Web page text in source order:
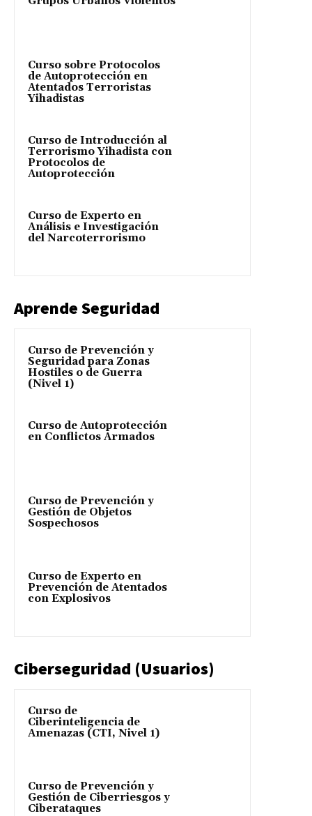
Curso sobre Protocolos
de Autoprotección en
Atentados Terroristas
Yihadistas
Curso de Introducción al
Terrorismo Yihadista con
Protocolos de
Autoprotección
Curso de Experto en
Análisis e Investigación
del Narcoterrorismo
Aprende Seguridad
Curso de Prevención y
Seguridad para Zonas
Hostiles o de Guerra
(Nivel 1)
Curso de Autoprotección
en Conflictos Armados
Curso de Prevención y
Gestión de Objetos
Sospechosos
Curso de Experto en
Prevención de Atentados
con Explosivos
Ciberseguridad (Usuarios)
Curso de
Ciberinteligencia de
Amenazas (CTI, Nivel 1)
Curso de Prevención y
Gestión de Ciberriesgos y
Ciberataques